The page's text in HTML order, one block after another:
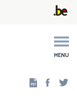
MENU